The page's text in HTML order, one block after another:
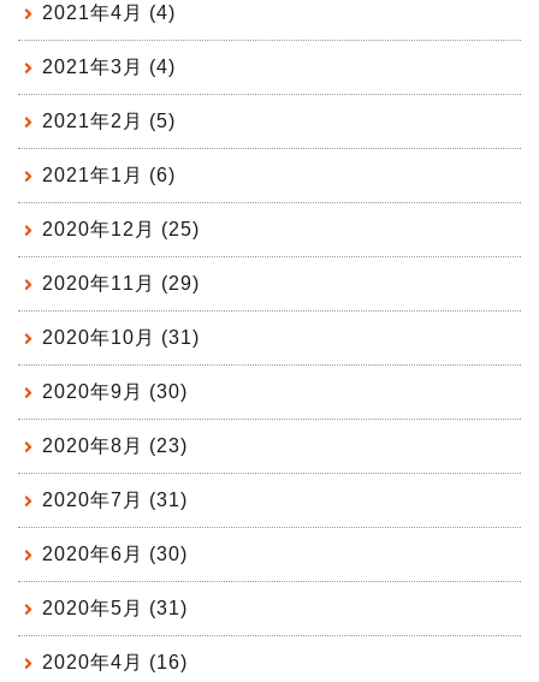
2021年4月 (4)
2021年3月 (4)
2021年2月 (5)
2021年1月 (6)
2020年12月 (25)
2020年11月 (29)
2020年10月 (31)
2020年9月 (30)
2020年8月 (23)
2020年7月 (31)
2020年6月 (30)
2020年5月 (31)
2020年4月 (16)